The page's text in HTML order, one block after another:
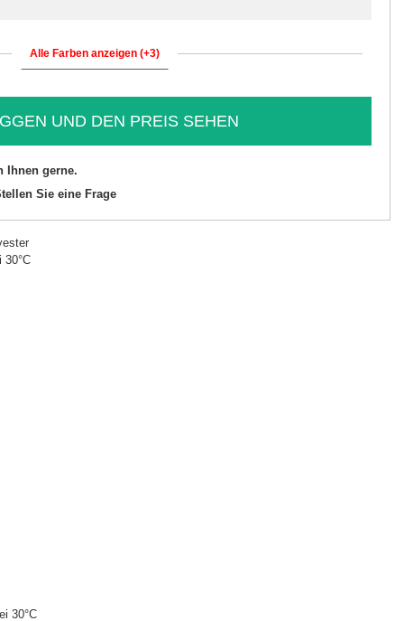
Alle Farben anzeigen (+3)
UND DEN PREIS SEHEN
Ihnen gerne.
Sie eine Frage
30°C
30°C